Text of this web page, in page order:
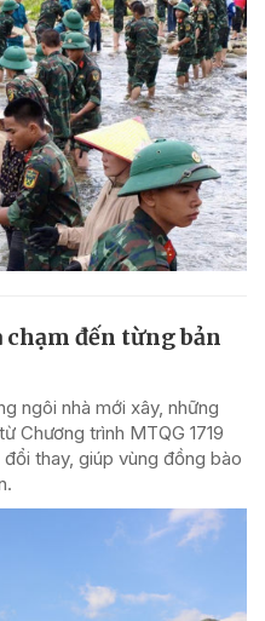
đến từng bản
ngôi nhà mới xây, những
Chương trình MTQG 1719
thay, giúp vùng đồng bào